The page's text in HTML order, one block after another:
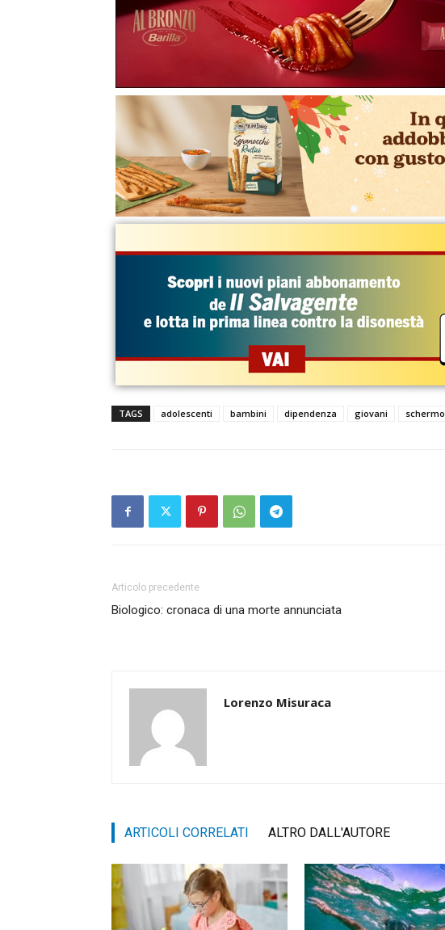
TAGS adolescenti bambini dipendenza giovani schermo
Articolo precedente
Biologico: cronaca di una morte annunciata
Lorenzo Misuraca
ARTICOLI CORRELATI ALTRO DALL'AUTORE